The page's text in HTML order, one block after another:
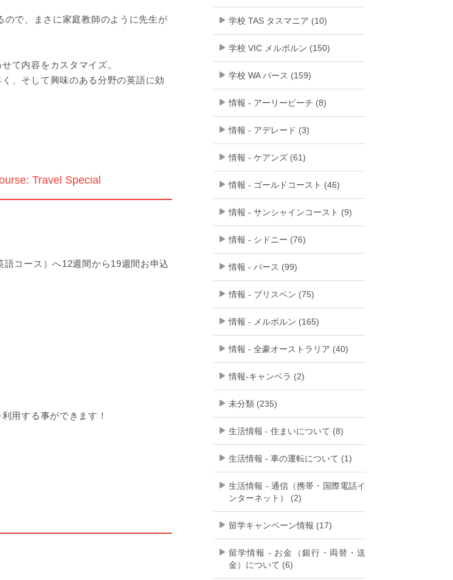
で、まさに家庭教師のように先生が
て内容をカスタマイズ。
、そして興味のある分野の英語に効
Travel Special
コース）へ12週間から19週間お申込
用する事ができます！
学校 TAS タスマニア (10)
学校 VIC メルボルン (150)
学校 WA パース (159)
情報 - アーリービーチ (8)
情報 - アデレード (3)
情報 - ケアンズ (61)
情報 - ゴールドコースト (46)
情報 - サンシャインコースト (9)
情報 - シドニー (76)
情報 - パース (99)
情報 - ブリスベン (75)
情報 - メルボルン (165)
情報 - 全豪オーストラリア (40)
情報-キャンベラ (2)
未分類 (235)
生活情報 - 住まいについて (8)
生活情報 - 車の運転について (1)
生活情報 - 通信（携帯・国際電話イ
ンターネット） (2)
留学キャンペーン情報 (17)
留学情報 - お金（銀行・両替・送
金）について (6)